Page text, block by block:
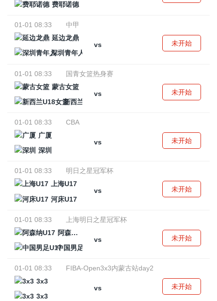
费耶诺德
01-01 08:33
中甲
延边龙鼎
vs
深圳青年人
未开始
01-01 08:33
国青女篮热身赛
蒙古女篮
vs
新西兰U18女篮
未开始
01-01 08:33
CBA
广厦
vs
深圳
未开始
01-01 08:33
明日之星冠军杯
上海U17
vs
河床U17
未开始
01-01 08:33
上海明日之星冠军杯
阿森纳U17
vs
中国男足U17
未开始
01-01 08:33
FIBA-Open3x3内蒙古站day2
3x3
vs
3x3
未开始